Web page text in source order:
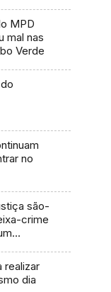
MPD
mal nas
Verde
no
são-
crime
realizar
dia